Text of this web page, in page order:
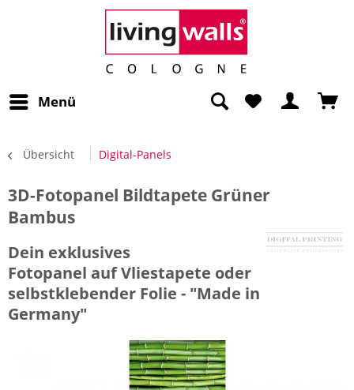
Menü
Übersicht Digital-Panels
3D-Fotopanel Bildtapete Grüner
Bambus
Dein exklusives
Fotopanel auf Vliestapete oder
selbstklebender Folie - "Made in
Germany"